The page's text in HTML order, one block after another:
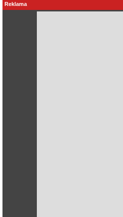
Reklama